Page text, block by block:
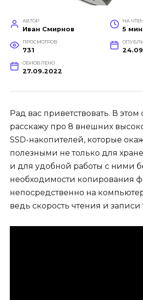
АВТОР
Иван Смирнов
НА
5 мин
ПРОСМОТРОВ
731
ОБНОВЛЕНО
27.09.2022
Рад вас приветствовать. В этом
расскажу про 8 внешних
SSD-накопителей, которые
полезными не только для
и для удобной работы с ними
необходимости копирования
непосредственно на
ведь скорость чтения и записи